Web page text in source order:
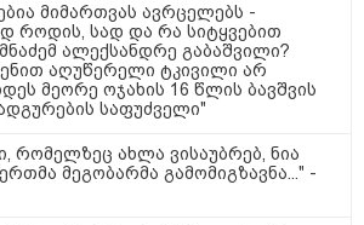
დედა?
17:12 / 09-08-2026
დოლარით გაძვირდა - რა ღირს
გრამი საქართველოში?
მიმართვას ავრცელებს -
როდის, სად და რა სიტყვებით
ალექსანდრე გაბაშვილი?
აღუწერელი ტკივილი არ
მეორე ოჯახის 16 წლის ბავშვის
საფუძველი"
რომელზეც ახლა ვისაუბრებ, ნია
მეგობარმა გამომიგზავნა..." -